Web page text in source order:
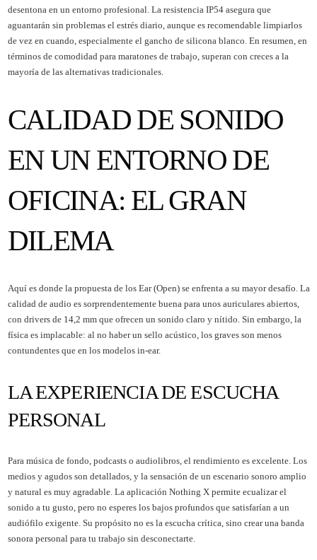
desentona en un entorno profesional. La resistencia IP54 asegura que
aguantarán sin problemas el estrés diario, aunque es recomendable limpiarlos
de vez en cuando, especialmente el gancho de silicona blanco. En resumen, en
términos de comodidad para maratones de trabajo, superan con creces a la
mayoría de las alternativas tradicionales.
CALIDAD DE SONIDO
EN UN ENTORNO DE
OFICINA: EL GRAN
DILEMA
Aquí es donde la propuesta de los Ear (Open) se enfrenta a su mayor desafío. La
calidad de audio es sorprendentemente buena para unos auriculares abiertos,
con drivers de 14,2 mm que ofrecen un sonido claro y nítido. Sin embargo, la
física es implacable: al no haber un sello acústico, los graves son menos
contundentes que en los modelos in-ear.
LA EXPERIENCIA DE ESCUCHA
PERSONAL
Para música de fondo, podcasts o audiolibros, el rendimiento es excelente. Los
medios y agudos son detallados, y la sensación de un escenario sonoro amplio
y natural es muy agradable. La aplicación Nothing X permite ecualizar el
sonido a tu gusto, pero no esperes los bajos profundos que satisfarían a un
audiófilo exigente. Su propósito no es la escucha crítica, sino crear una banda
sonora personal para tu trabajo sin desconectarte.